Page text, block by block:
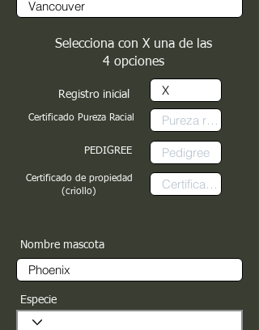
Registro inicial
Certificado Pureza Racial
PEDIGREE
Selecciona con X una de las
4 opciones
Certificado de propiedad
(criollo)
Nombre mascota
Especie